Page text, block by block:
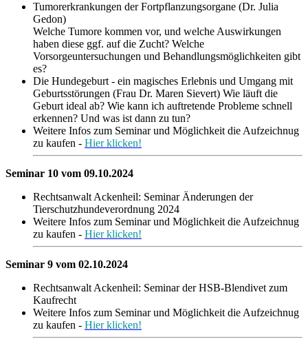
Tumorerkrankungen der Fortpflanzungsorgane (Dr. Julia
Gedon)
Welche Tumore kommen vor, und welche Auswirkungen
haben diese ggf. auf die Zucht? Welche
Vorsorgeuntersuchungen und Behandlungsmöglichkeiten gibt
es?
Die Hundegeburt - ein magisches Erlebnis und Umgang mit
Geburtsstörungen (Frau Dr. Maren Sievert) Wie läuft die
Geburt ideal ab? Wie kann ich auftretende Probleme schnell
erkennen? Und was ist dann zu tun?
Weitere Infos zum Seminar und Möglichkeit die Aufzeichnug
zu kaufen - Hier klicken!
Seminar 10 vom 09.10.2024
Rechtsanwalt Ackenheil: Seminar Änderungen der
Tierschutzhundeverordnung 2024
Weitere Infos zum Seminar und Möglichkeit die Aufzeichnug
zu kaufen - Hier klicken!
Seminar 9 vom 02.10.2024
Rechtsanwalt Ackenheil: Seminar der HSB-Blendivet zum
Kaufrecht
Weitere Infos zum Seminar und Möglichkeit die Aufzeichnug
zu kaufen - Hier klicken!